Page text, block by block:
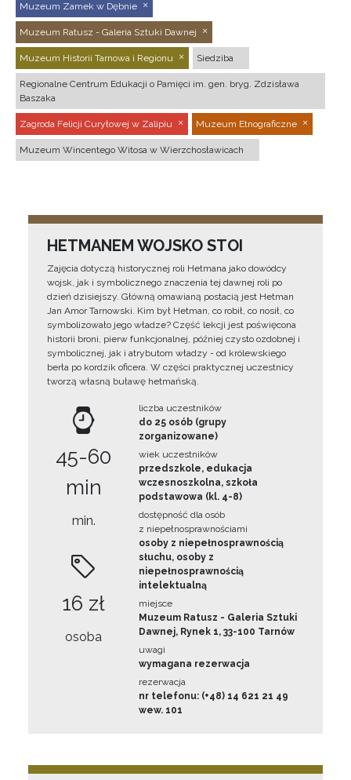
Muzeum Zamek w Dębnie
Muzeum Ratusz - Galeria Sztuki Dawnej
Muzeum Historii Tarnowa i Regionu Siedziba
Regionalne Centrum Edukacji o Pamięci im. gen. bryg. Zdzisława
Baszaka
Zagroda Felicji Curyłowej w Zalipiu Muzeum Etnograficzne
Muzeum Wincentego Witosa w Wierzchosławicach
HETMANEM WOJSKO STOI
Zajęcia dotyczą historycznej roli Hetmana jako dowódcy
wojsk, jak i symbolicznego znaczenia tej dawnej roli po
dzień dzisiejszy. Główną omawianą postacią jest Hetman
Jan Amor Tarnowski. Kim był Hetman, co robił, co nosił, co
symbolizowało jego władze? Część lekcji jest poświęcona
historii broni, pierw funkcjonalnej, później czysto ozdobnej i
symbolicznej, jak i atrybutom władzy - od królewskiego
berła po kordzik oficera. W części praktycznej uczestnicy
tworzą własną buławę hetmańską.
45-60
min
min.
16 zł
osoba
liczba uczestników
do 25 osób (grupy
zorganizowane)
wiek uczestników
przedszkole, edukacja
wczesnoszkolna, szkoła
podstawowa (kl. 4-8)
dostępność dla osób
z niepełnosprawnościami
osoby z niepełnosprawnością
słuchu, osoby z
niepełnosprawnością
intelektualną
miejsce
Muzeum Ratusz - Galeria Sztuki
Dawnej, Rynek 1, 33-100 Tarnów
uwagi
wymagana rezerwacja
rezerwacja
nr telefonu: (+48) 14 621 21 49
wew. 101